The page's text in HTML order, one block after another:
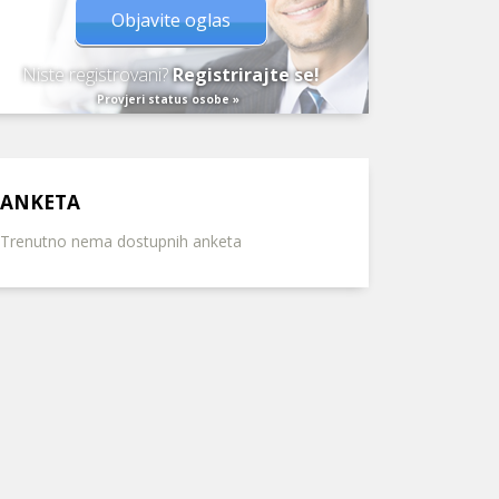
Objavite oglas
Niste registrovani?Registrirajte se!
Provjeri status osobe »
ANKETA
Trenutno nema dostupnih anketa